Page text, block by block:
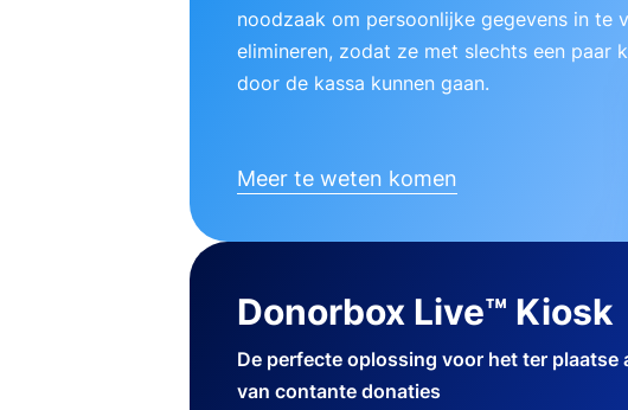
noodzaak om persoonlijke gegevens in te
elimineren, zodat ze met slechts een paar
door de kassa kunnen gaan.
Meer te weten komen
Donorbox Live™ Kiosk
De perfecte oplossing voor het ter plaatse
van contante donaties